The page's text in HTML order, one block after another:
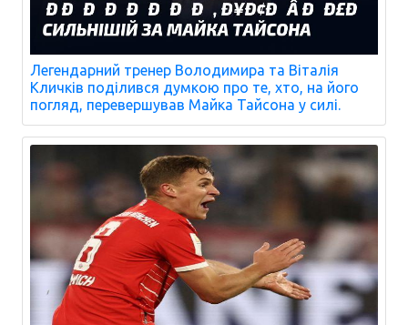
Легендарний тренер Володимира та Віталія
Кличків поділився думкою про те, хто, на його
погляд, перевершував Майка Тайсона у силі.